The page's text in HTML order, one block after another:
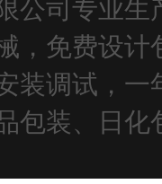
公司专业
，免费设
装调试，
包装、日